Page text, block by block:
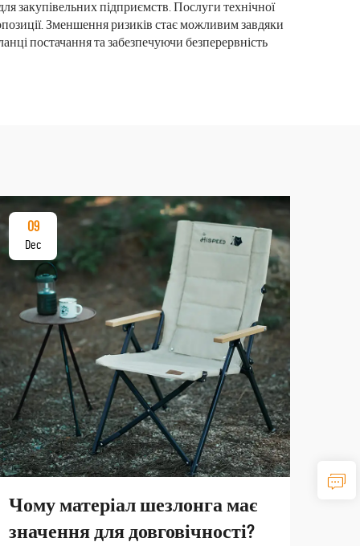
закупівельних підприємств. Послуги технічної
Зменшення ризиків стає можливим завдяки
постачання та забезпечуючи безперервність
09
Dec
Чому матеріал шезлонга має
значення для довговічності?